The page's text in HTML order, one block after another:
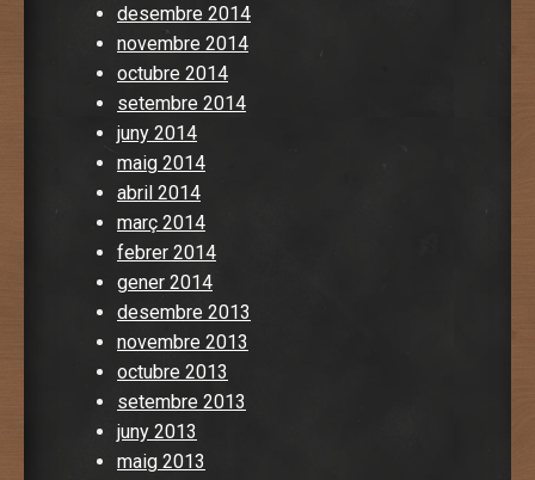
desembre 2014
novembre 2014
octubre 2014
setembre 2014
juny 2014
maig 2014
abril 2014
març 2014
febrer 2014
gener 2014
desembre 2013
novembre 2013
octubre 2013
setembre 2013
juny 2013
maig 2013